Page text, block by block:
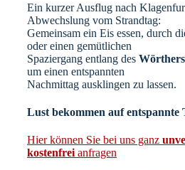
Ein kurzer Ausflug nach
Abwechslung vom Strandtag:
Gemeinsam ein Eis essen, durch
oder einen gemütlichen
Spaziergang entlang des
um einen entspannten
Nachmittag ausklingen zu lassen.
Lust bekommen auf entspannte
Hier können Sie bei uns ganz
kostenfrei anfragen